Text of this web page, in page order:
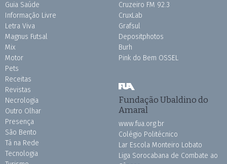
Guia Saúde
Informação Livre
Letra Viva
Magnus Futsal
Mix
Motor
Pets
Receitas
Revistas
Necrologia
Outro Olhar
Presença
São Bento
Tá na Rede
Tecnologia
Cruzeiro FM 92.3
CruxLab
Grafsul
Depositphotos
Burh
Pink do Bem OSSEL
Fundação Ubaldino do
Amaral
www.fua.org.br
Colégio Politécnico
Lar Escola Monteiro Lobato
Liga Sorocabana de Combate ao